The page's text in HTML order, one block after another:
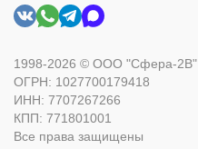
1998-2026 © ООО "Сфера-2В"
ОГРН: 1027700179418
ИНН: 7707267266
КПП: 771801001
Все права защищены